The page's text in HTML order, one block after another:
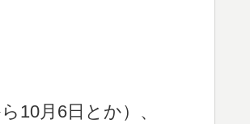
10月6日とか）、